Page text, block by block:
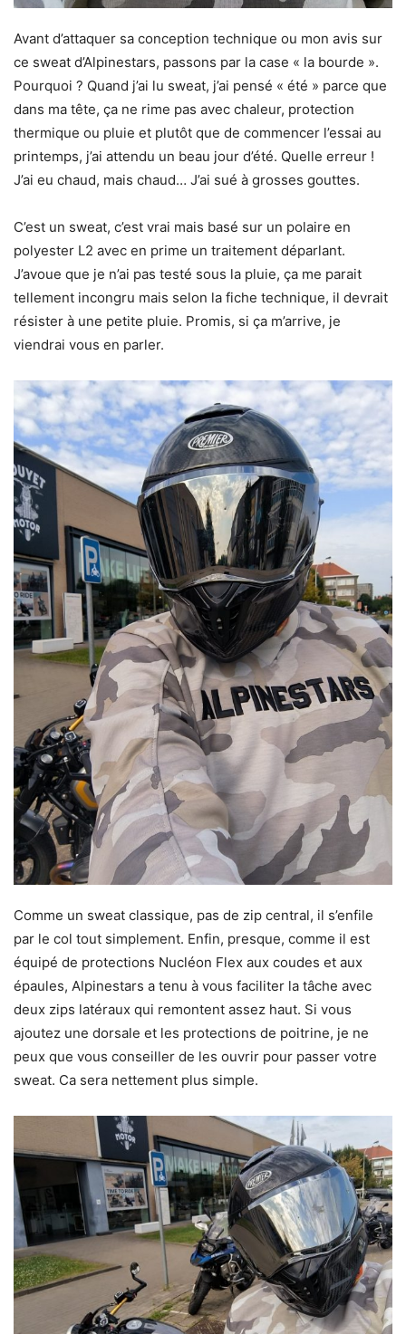
Avant d’attaquer sa conception technique ou mon avis sur
ce sweat d’Alpinestars, passons par la case « la bourde ».
Pourquoi ? Quand j’ai lu sweat, j’ai pensé « été » parce que
dans ma tête, ça ne rime pas avec chaleur, protection
thermique ou pluie et plutôt que de commencer l’essai au
printemps, j’ai attendu un beau jour d’été. Quelle erreur !
J’ai eu chaud, mais chaud… J’ai sué à grosses gouttes.
C’est un sweat, c’est vrai mais basé sur un polaire en
polyester L2 avec en prime un traitement déparlant.
J’avoue que je n’ai pas testé sous la pluie, ça me parait
tellement incongru mais selon la fiche technique, il devrait
résister à une petite pluie. Promis, si ça m’arrive, je
viendrai vous en parler.
Comme un sweat classique, pas de zip central, il s’enfile
par le col tout simplement. Enfin, presque, comme il est
équipé de protections Nucléon Flex aux coudes et aux
épaules, Alpinestars a tenu à vous faciliter la tâche avec
deux zips latéraux qui remontent assez haut. Si vous
ajoutez une dorsale et les protections de poitrine, je ne
peux que vous conseiller de les ouvrir pour passer votre
sweat. Ca sera nettement plus simple.